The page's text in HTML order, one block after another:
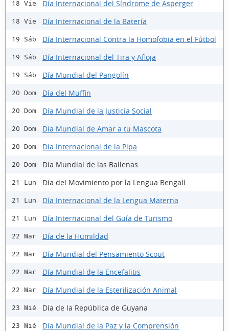
18 Vie Día Internacional del Síndrome de Asperger
18 Vie Día Internacional de la Batería
19 Sáb Día Internacional Contra la Homofobia en el Fútbol
19 Sáb Día Internacional del Tira y Afloja
19 Sáb Día Mundial del Pangolín
20 Dom Día del Muffin
20 Dom Día Mundial de la Justicia Social
20 Dom Día Mundial de Amar a tu Mascota
20 Dom Día Internacional de la Pipa
20 Dom Día Mundial de las Ballenas
21 Lun Día del Movimiento por la Lengua Bengalí
21 Lun Día Internacional de la Lengua Materna
21 Lun Día Internacional del Guía de Turismo
22 Mar Día de la Humildad
22 Mar Día Mundial del Pensamiento Scout
22 Mar Día Mundial de la Encefalitis
22 Mar Día Mundial de la Esterilización Animal
23 Mié Día de la República de Guyana
23 Mié Día Mundial de la Paz y la Comprensión